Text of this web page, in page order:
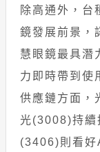
除高通外，台
鏡發展前景，
慧眼鏡最具潛
力即時帶到使
供應鏈方面，
光(3008)持續
(3406)則看好